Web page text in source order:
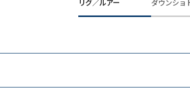
リグ／ルアー ダウンシ